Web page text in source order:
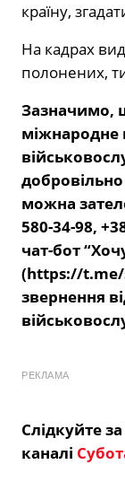
країну,
На кадрах
полонених,
Зазначимо,
міжнародне
можна
580-34-98,
чат-бот
(https://t.me/
звернення
РЕКЛАМА
Слідкуйте
каналі